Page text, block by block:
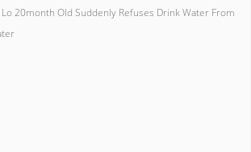
Lo 20month Old Suddenly Refuses Drink Water From